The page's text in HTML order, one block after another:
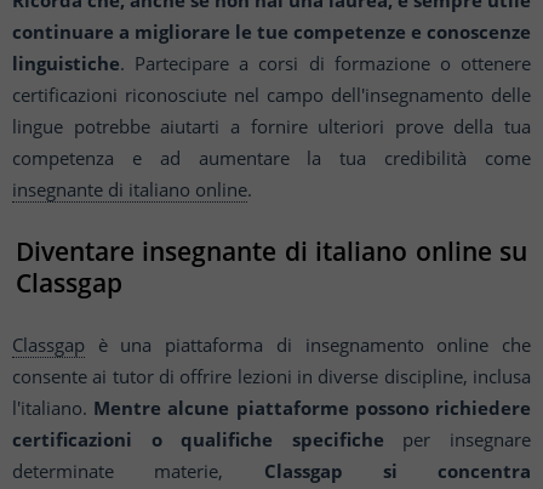
continuare a migliorare le tue competenze e conoscenze
linguistiche. Partecipare a corsi di formazione o ottenere
certificazioni riconosciute nel campo dell'insegnamento delle
lingue potrebbe aiutarti a fornire ulteriori prove della tua
competenza e ad aumentare la tua credibilità come
insegnante di italiano online.
Diventare insegnante di italiano online su
Classgap
Classgap è una piattaforma di insegnamento online che
consente ai tutor di offrire lezioni in diverse discipline, inclusa
l'italiano. Mentre alcune piattaforme possono richiedere
certificazioni o qualifiche specifiche per insegnare
determinate materie, Classgap si concentra